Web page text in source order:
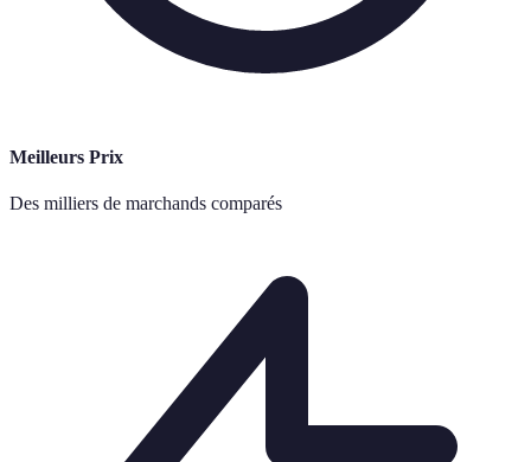
Meilleurs Prix
Des milliers de marchands comparés